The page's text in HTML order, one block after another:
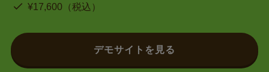
¥17,600（税込）
デモサイトを見る